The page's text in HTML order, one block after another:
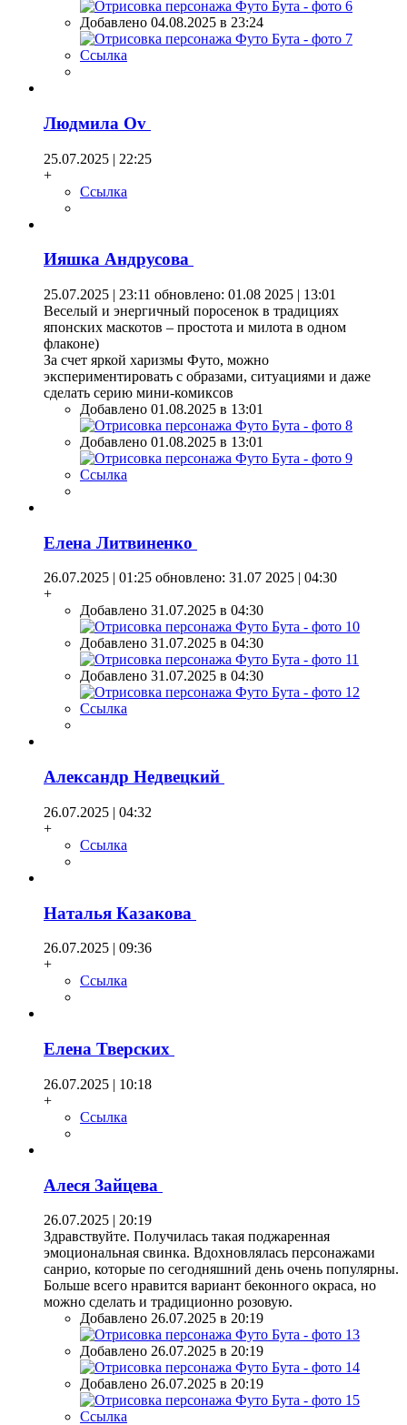
Добавлено 04.08.2025 в 23:24
Ссылка
Людмила Оv
25.07.2025 | 22:25
+
Ссылка
Ияшка Андрусова
25.07.2025 | 23:11 обновлено: 01.08 2025 | 13:01
Веселый и энергичный поросенок в традициях
японских маскотов – простота и милота в одном
флаконе)
За счет яркой харизмы Футо, можно
экспериментировать с образами, ситуациями и даже
сделать серию мини-комиксов
Добавлено 01.08.2025 в 13:01
Добавлено 01.08.2025 в 13:01
Ссылка
Елена Литвиненко
26.07.2025 | 01:25 обновлено: 31.07 2025 | 04:30
+
Добавлено 31.07.2025 в 04:30
Добавлено 31.07.2025 в 04:30
Добавлено 31.07.2025 в 04:30
Ссылка
Александр Недвецкий
26.07.2025 | 04:32
+
Ссылка
Наталья Казакова
26.07.2025 | 09:36
+
Ссылка
Елена Тверских
26.07.2025 | 10:18
+
Ссылка
Алеся Зайцева
26.07.2025 | 20:19
Здравствуйте. Получилась такая поджаренная
эмоциональная свинка. Вдохновлялась персонажами
санрио, которые по сегодняшний день очень популярны.
Больше всего нравится вариант беконного окраса, но
можно сделать и традиционно розовую.
Добавлено 26.07.2025 в 20:19
Добавлено 26.07.2025 в 20:19
Добавлено 26.07.2025 в 20:19
Ссылка